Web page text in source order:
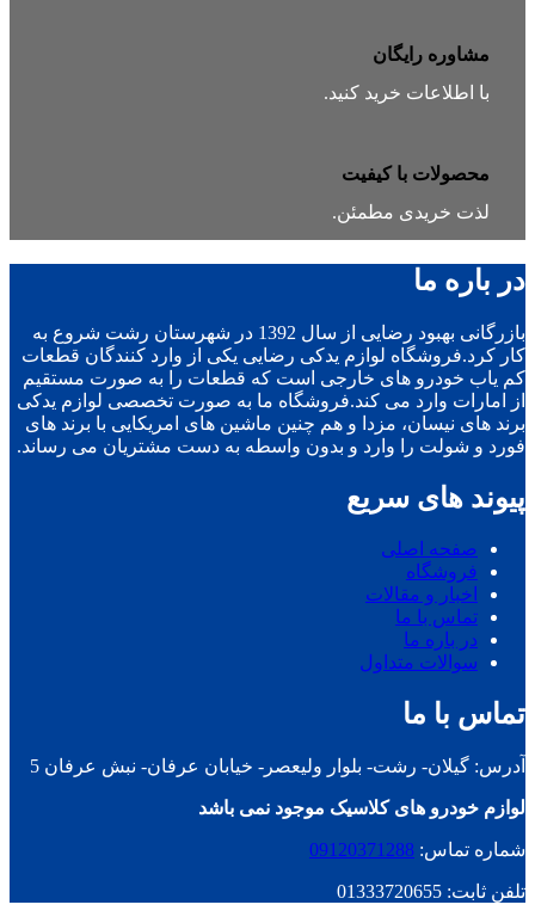
مشاوره رایگان
با اطلاعات خرید کنید.
محصولات با کیفیت
لذت خریدی مطمئن.
در باره ما
بازرگانی بهبود رضایی از سال 1392 در شهرستان رشت شروع به
کار کرد.فروشگاه لوازم یدکی رضایی یکی از وارد کنندگان قطعات
کم یاب خودرو های خارجی است که قطعات را به صورت مستقیم
از امارات وارد می کند.فروشگاه ما به صورت تخصصی لوازم یدکی
برند های نیسان، مزدا و هم چنین ماشین های امریکایی با برند های
فورد و شولت را وارد و بدون واسطه به دست مشتریان می رساند.
پیوند های سریع
صفحه اصلی
فروشگاه
اخبار و مقالات
تماس با ما
در باره ما
سوالات متداول
تماس با ما
آدرس: گیلان- رشت- بلوار ولیعصر- خیابان عرفان- نبش عرفان 5
لوازم خودرو های کلاسیک موجود نمی باشد
شماره تماس: 09120371288
تلفن ثابت: 01333720655